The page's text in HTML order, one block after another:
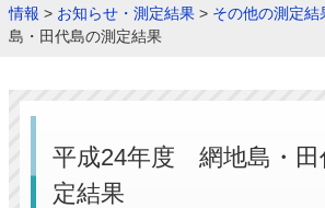
情報 > お知らせ・測定結果 > その他の測定結
島・田代島の測定結果
平成24年度 網地島・田
定結果